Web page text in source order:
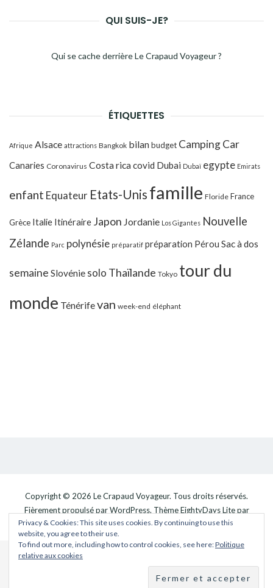
QUI SUIS-JE?
Qui se cache derrière Le Crapaud Voyageur ?
ÉTIQUETTES
Afrique Alsace attractions Bangkok bilanbudget Camping Car
Canaries Coronavirus Costa ricacovid Dubai Dubaï egypte Emirats
enfant Equateur Etats-Unis famille Floride France
Grèce Italie Itinéraire Japon Jordanie Los Gigantes Nouvelle
Zélande Parc polynésie préparatif préparation Pérou Sac à dos
semaine Slovénie solo Thaïlande Tokyo tour du
monde Ténérifevan week-end éléphant
Copyright © 2026 Le Crapaud Voyageur. Tous droits réservés.
Fièrement propulsé parWordPress. ThèmeEightyDays Litepar
GretaThemes.
Privacy & Cookies: This site uses cookies. By continuing to use this
website, you agree to their use.
To find out more, including how to control cookies, see here:Politique
relative aux cookies